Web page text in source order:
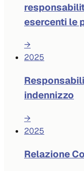
esercenti le
→
2025
indennizzo
→
2025
Relazione